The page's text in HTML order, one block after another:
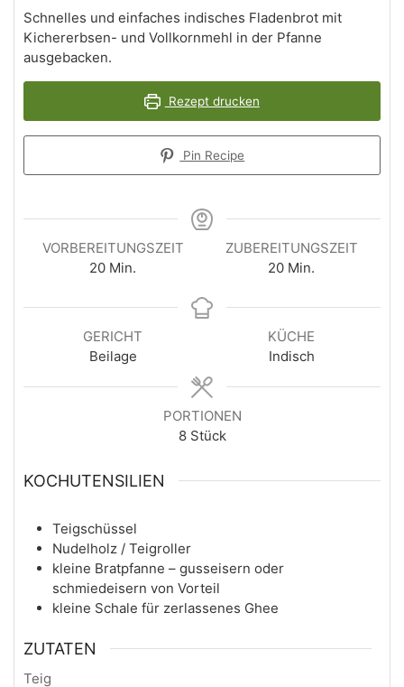
Schnelles und einfaches indisches Fladenbrot mit
Kichererbsen- und Vollkornmehl in der Pfanne
ausgebacken.
Rezept drucken
Pin Recipe
VORBEREITUNGSZEIT
20Minuten
Min.
ZUBEREITUNGSZEIT
20Minuten
Min.
GERICHT
Beilage
KÜCHE
Indisch
PORTIONEN
8 Stück
KOCHUTENSILIEN
Teigschüssel
Nudelholz / Teigroller
kleine Bratpfanne – gusseisern oder
schmiedeisern von Vorteil
kleine Schale für zerlassenes Ghee
ZUTATEN
Teig